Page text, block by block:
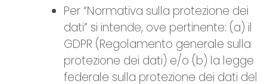
Per “Normativa sulla protezione dei
dati” si intende, ove pertinente: (a) il
GDPR (Regolamento generale sulla
protezione dei dati) e/o (b) la legge
federale sulla protezione dei dati del